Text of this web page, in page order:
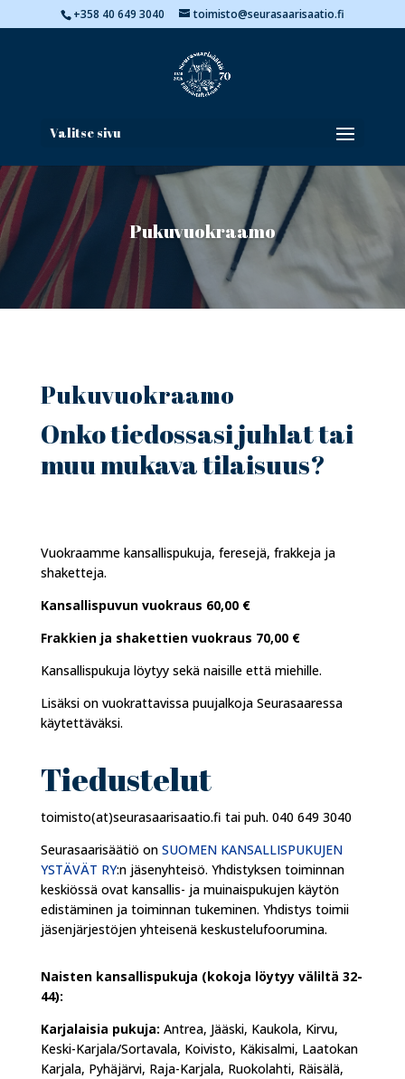
+358 40 649 3040 toimisto@seurasaarisaatio.fi
Valitse sivu
Pukuvuokraamo
Pukuvuokraamo
Onko tiedossasi juhlat tai
muu mukava tilaisuus?
Vuokraamme kansallispukuja, feresejä, frakkeja ja
shaketteja.
Kansallispuvun vuokraus 60,00 €
Frakkien ja shakettien vuokraus 70,00 €
Kansallispukuja löytyy sekä naisille että miehille.
Lisäksi on vuokrattavissa puujalkoja Seurasaaressa
käytettäväksi.
Tiedustelut
toimisto(at)seurasaarisaatio.fi tai puh. 040 649 3040
Seurasaarisäätiö on SUOMEN KANSALLISPUKUJEN
YSTÄVÄT RY:n jäsenyhteisö. Yhdistyksen toiminnan
keskiössä ovat kansallis- ja muinaispukujen käytön
edistäminen ja toiminnan tukeminen. Yhdistys toimii
jäsenjärjestöjen yhteisenä keskustelufoorumina.
Naisten kansallispukuja (kokoja löytyy väliltä 32-
44):
Karjalaisia pukuja: Antrea, Jääski, Kaukola, Kirvu,
Keski-Karjala/Sortavala, Koivisto, Käkisalmi, Laatokan
Karjala, Pyhäjärvi, Raja-Karjala, Ruokolahti, Räisälä,